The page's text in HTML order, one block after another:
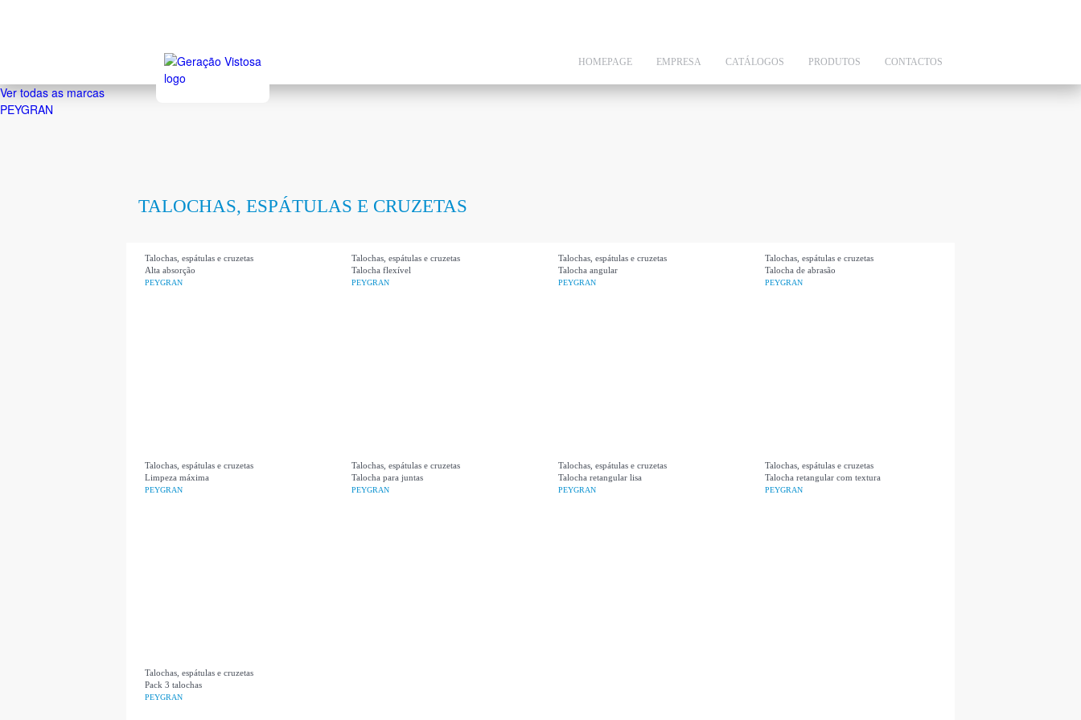
HOMEPAGE EMPRESA CATÁLOGOS PRODUTOS CONTACTOS
Ver todas as marcas
PEYGRAN
TALOCHAS, ESPÁTULAS E CRUZETAS
Talochas, espátulas e cruzetas
Alta absorção
PEYGRAN
Talochas, espátulas e cruzetas
Talocha flexível
PEYGRAN
Talochas, espátulas e cruzetas
Talocha angular
PEYGRAN
Talochas, espátulas e cruzetas
Talocha de abrasão
PEYGRAN
Talochas, espátulas e cruzetas
Limpeza máxima
PEYGRAN
Talochas, espátulas e cruzetas
Talocha para juntas
PEYGRAN
Talochas, espátulas e cruzetas
Talocha retangular lisa
PEYGRAN
Talochas, espátulas e cruzetas
Talocha retangular com textura
PEYGRAN
Talochas, espátulas e cruzetas
Pack 3 talochas
PEYGRAN